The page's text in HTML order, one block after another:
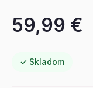
59,99 €
✓ Skladom